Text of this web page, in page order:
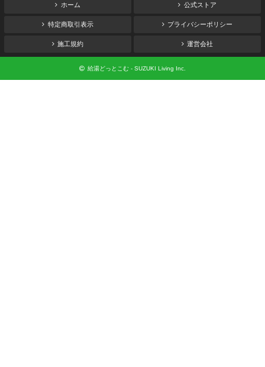
ホーム 公式ストア
特定商取引表示 プライバシーポリシー
施工規約 運営会社
給湯どっとこむ - SUZUKI Living Inc.